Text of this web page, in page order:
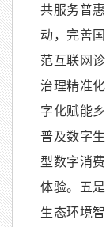
共服务普
动，完善
范互联网
治理精准
字化赋能
普及数字
型数字消
体验。五
生态环境